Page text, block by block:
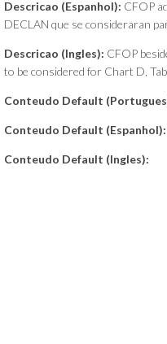
Descricao (Espanhol): CFOP
DECLAN que se consideraran
Descricao (Ingles): CFOP
to be considered for Chart D,
Conteudo Default
Conteudo Default (Espanhol):
Conteudo Default (Ingles):